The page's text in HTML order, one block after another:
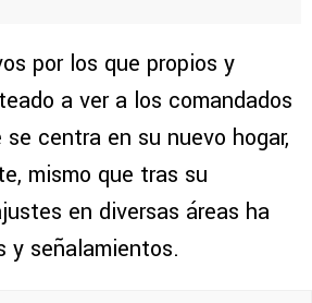
por los que propios y
a ver a los comandados
centra en su nuevo hogar,
mismo que tras su
en diversas áreas ha
y señalamientos.